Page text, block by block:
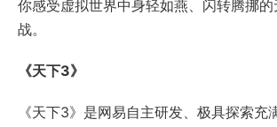
《天下》手游
《天下》手游是网易顶级品质旗舰，真
社交，给玩家带来意想不到的指掌新体验